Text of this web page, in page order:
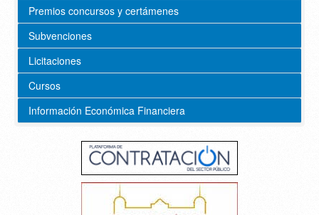
Premios concursos y certámenes
Subvenciones
Licitaciones
Cursos
Información Económica Financiera